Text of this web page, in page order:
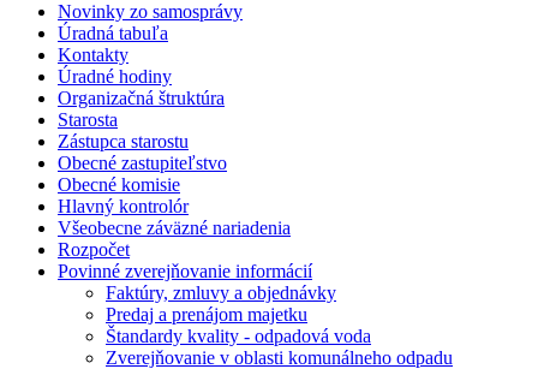
Novinky zo samosprávy
Úradná tabuľa
Kontakty
Úradné hodiny
Organizačná štruktúra
Starosta
Zástupca starostu
Obecné zastupiteľstvo
Obecné komisie
Hlavný kontrolór
Všeobecne záväzné nariadenia
Rozpočet
Povinné zverejňovanie informácií
Faktúry, zmluvy a objednávky
Predaj a prenájom majetku
Štandardy kvality - odpadová voda
Zverejňovanie v oblasti komunálneho odpadu